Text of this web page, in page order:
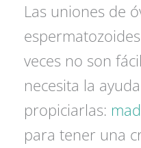
Las uniones de
veces no son
necesita la
propiciarlas:
para tener una